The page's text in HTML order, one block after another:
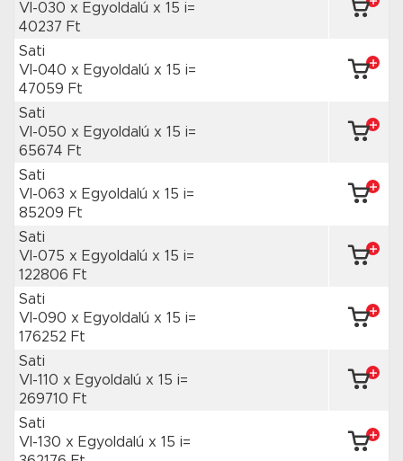
VI-030 x Egyoldalú x 15 i=
40237 Ft
Sati
VI-040 x Egyoldalú x 15 i=
47059 Ft
Sati
VI-050 x Egyoldalú x 15 i=
65674 Ft
Sati
VI-063 x Egyoldalú x 15 i=
85209 Ft
Sati
VI-075 x Egyoldalú x 15 i=
122806 Ft
Sati
VI-090 x Egyoldalú x 15 i=
176252 Ft
Sati
VI-110 x Egyoldalú x 15 i=
269710 Ft
Sati
VI-130 x Egyoldalú x 15 i=